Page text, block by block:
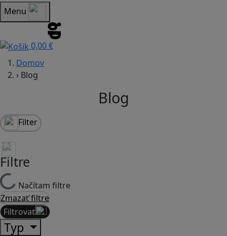
Menu
0,00 €
Domov
› Blog
Blog
Filter
Filtre
Načítam filtre
Zmazať filtre
Filtrovať
Typ